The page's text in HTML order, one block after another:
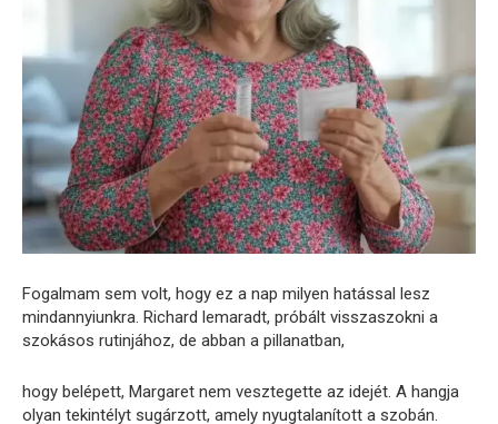
Fogalmam sem volt, hogy ez a nap milyen hatással lesz
mindannyiunkra. Richard lemaradt, próbált visszaszokni a
szokásos rutinjához, de abban a pillanatban,
hogy belépett, Margaret nem vesztegette az idejét. A hangja
olyan tekintélyt sugárzott, amely nyugtalanított a szobán.